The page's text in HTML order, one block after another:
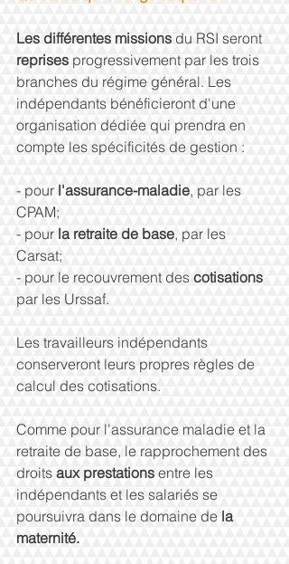
Les différentes missions du RSI seront
reprises progressivement par les trois
branches du régime général. Les
indépendants bénéficieront d'une
organisation dédiée qui prendra en
compte les spécificités de gestion :
- pour l'assurance-maladie, par les
CPAM;
- pour la retraite de base, par les
Carsat;
- pour le recouvrement des cotisations
par les Urssaf.
Les travailleurs indépendants
conserveront leurs propres règles de
calcul des cotisations.
Comme pour l'assurance maladie et la
retraite de base, le rapprochement des
droits aux prestations entre les
indépendants et les salariés se
poursuivra dans le domaine de la
maternité.